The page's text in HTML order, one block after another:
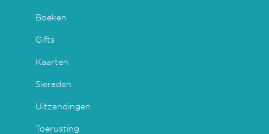
Boeken
Gifts
Kaarten
Sieraden
Uitzendingen
Toerusting